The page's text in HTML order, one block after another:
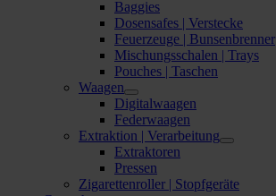
Baggies
Dosensafes | Verstecke
Feuerzeuge | Bunsenbrenner
Mischungsschalen | Trays
Pouches | Taschen
Waagen
Digitalwaagen
Federwaagen
Extraktion | Verarbeitung
Extraktoren
Pressen
Zigarettenroller | Stopfgeräte